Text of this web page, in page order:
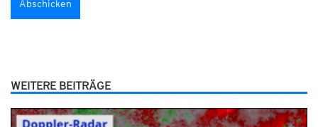
WEITERE BEITRÄGE